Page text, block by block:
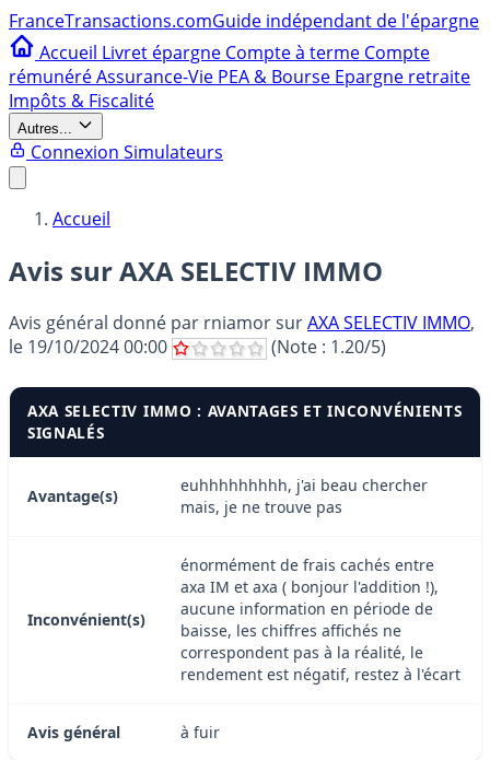
FranceTransactions.comGuide indépendant de l'épargne
Accueil Livret épargne Compte à terme Compte
rémunéréAssurance-Vie PEA & Bourse Epargne retraite
Impôts & Fiscalité
Autres...
Connexion Simulateurs
Accueil
Avis sur AXA SELECTIV IMMO
Avis général donné par rniamorsurAXA SELECTIV IMMO,
le 19/10/2024 00:00 (Note : 1.20/5)
AXA SELECTIV IMMO : AVANTAGES ET INCONVÉNIENTS
SIGNALÉS
Avantage(s)
euhhhhhhhhh, j'ai beau chercher
mais, je ne trouve pas
Inconvénient(s)
énormément de frais cachés entre
axa IM et axa ( bonjour l'addition !),
aucune information en période de
baisse, les chiffres affichés ne
correspondent pas à la réalité, le
rendement est négatif, restez à l'écart
Avis général à fuir